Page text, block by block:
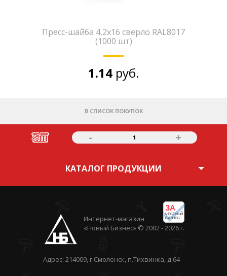
Пресс-шайба 4,2х16 сверло RAL8017
(1000 шт)
1.14 руб.
В СПИСОК ПОКУПОК
- 1 +
КАТАЛОГ ПРОДУКЦИИ
ЗА
ЧЕСТНЫЙ
БИЗНЕС
Интернет-магазин
«Новый Бизнес» © 2002 - 2026 г.
Адрес: 214009, г.Смоленск, п.Тихвинка, д.64